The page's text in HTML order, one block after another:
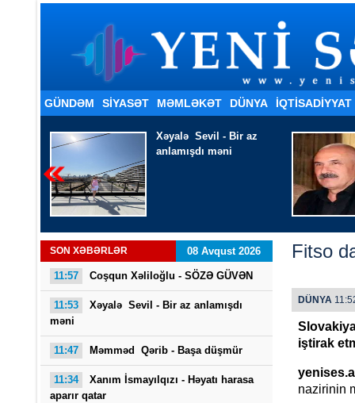
GÜNDƏM SİYASƏT MƏMLƏKƏT DÜNYA İQTISADIYYAT
Məmməd Qərib - Başa
düşmür
SON XƏBƏRLƏR 08 Avqust 2026
11:57 Coşqun Xəliloğlu - SÖZƏ GÜVƏN
11:53
Xəyalə Sevil - Bir az anlamışdı
məni
11:47 Məmməd Qərib - Başa düşmür
11:34
Xanım İsmayılqızı - Həyatı harasa
aparır qatar
Fitso
DÜNYA
iştirak
nazirinin